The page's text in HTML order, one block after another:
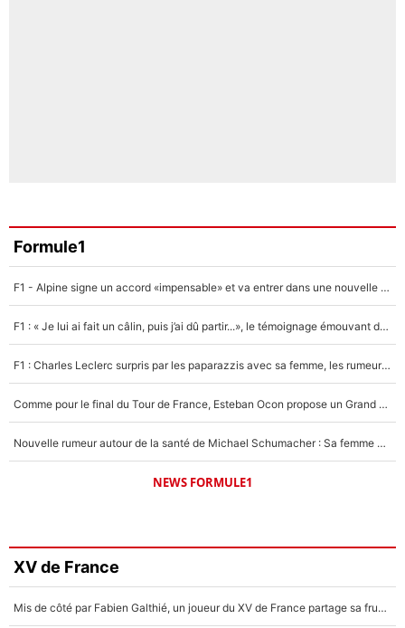
Formule1
F1 - Alpine signe un accord «impensable» et va entrer dans une nouvelle dimension : Grande nouvelle pour Pierre Gasly !
F1 : « Je lui ai fait un câlin, puis j’ai dû partir...», le témoignage émouvant de Max Verstappen sur sa fille
F1 : Charles Leclerc surpris par les paparazzis avec sa femme, les rumeurs étaient vraies !
Comme pour le final du Tour de France, Esteban Ocon propose un Grand Prix de Formule 1 à Paris : «Autour de l’Arc de Triomphe, ce serait génial» !
Nouvelle rumeur autour de la santé de Michael Schumacher : Sa femme Corinna sort du silence
NEWS FORMULE1
XV de France
Mis de côté par Fabien Galthié, un joueur du XV de France partage sa frustration : «ils ne me l’ont pas dit tout de suite»